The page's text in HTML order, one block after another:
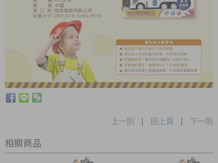
上一則 | 回上頁 | 下一則
相關商品